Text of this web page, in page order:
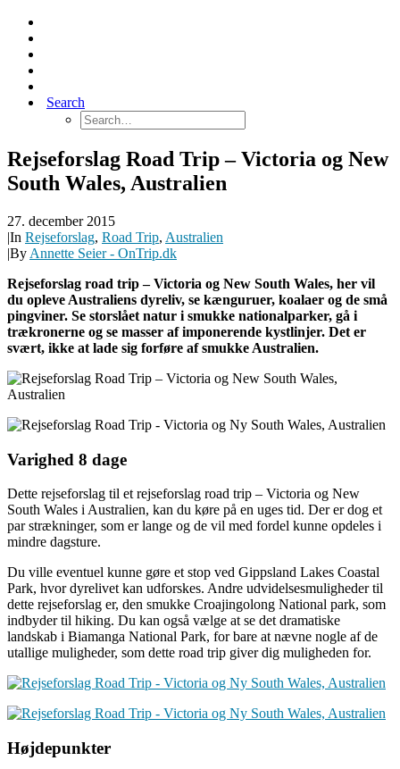
Search
Rejseforslag Road Trip – Victoria og New
South Wales, Australien
27. december 2015
|In Rejseforslag, Road Trip, Australien
|By Annette Seier - OnTrip.dk
Rejseforslag road trip – Victoria og New South Wales, her vil
du opleve Australiens dyreliv, se kænguruer, koalaer og de små
pingviner. Se storslået natur i smukke nationalparker, gå i
trækronerne og se masser af imponerende kystlinjer. Det er
svært, ikke at lade sig forføre af smukke Australien.
Varighed 8 dage
Dette rejseforslag til et rejseforslag road trip – Victoria og New
South Wales i Australien, kan du køre på en uges tid. Der er dog et
par strækninger, som er lange og de vil med fordel kunne opdeles i
mindre dagsture.
Du ville eventuel kunne gøre et stop ved Gippsland Lakes Coastal
Park, hvor dyrelivet kan udforskes. Andre udvidelsesmuligheder til
dette rejseforslag er, den smukke Croajingolong National park, som
indbyder til hiking. Du kan også vælge at se det dramatiske
landskab i Biamanga National Park, for bare at nævne nogle af de
utallige muligheder, som dette road trip giver dig muligheden for.
Højdepunkter